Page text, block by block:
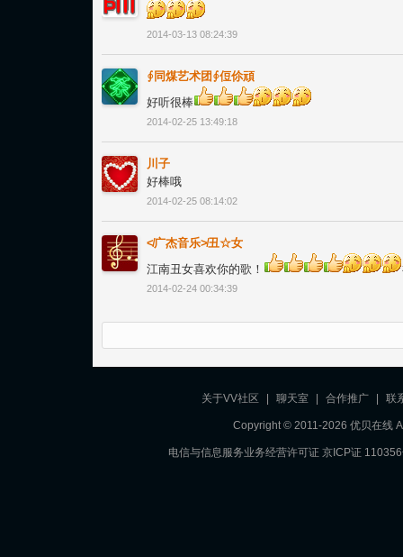
2014-03-13 08:24:39
∮同煤艺术团∮侸伱頑
好听很棒
2014-02-25 13:49:18
川子
好棒哦
2014-02-25 08:14:02
≮广杰音乐≯丑☆女
江南丑女喜欢你的歌！
2014-02-24 00:34:39
关于VV社区 聊天室 合作推广 联
Copyright © 2011-2026 优贝在线
电信与信息服务业务经营许可证 京ICP证